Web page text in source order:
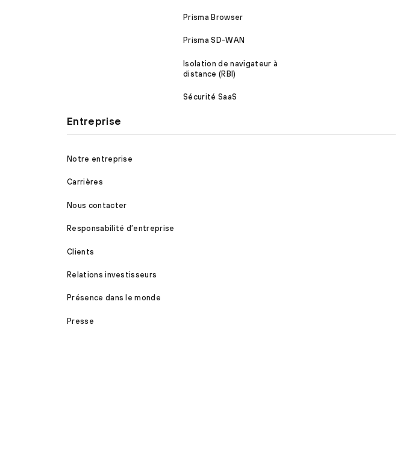
Prisma Browser
Prisma SD-WAN
Isolation de navigateur à
distance (RBI)
Sécurité SaaS
Entreprise
Notre entreprise
Carrières
Nous contacter
Responsabilité d’entreprise
Clients
Relations investisseurs
Présence dans le monde
Presse